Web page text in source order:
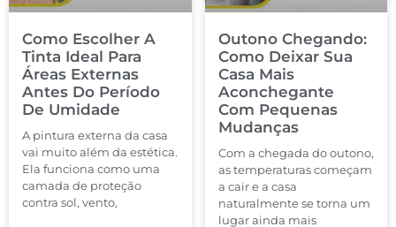
Como Escolher A
Tinta Ideal Para
Áreas Externas
Antes Do Período
De Umidade
A pintura externa da casa
vai muito além da estética.
Ela funciona como uma
camada de proteção
contra sol, vento,
Outono Chegando:
Como Deixar Sua
Casa Mais
Aconchegante
Com Pequenas
Mudanças
Com a chegada do outono,
as temperaturas começam
a cair e a casa
naturalmente se torna um
lugar ainda mais